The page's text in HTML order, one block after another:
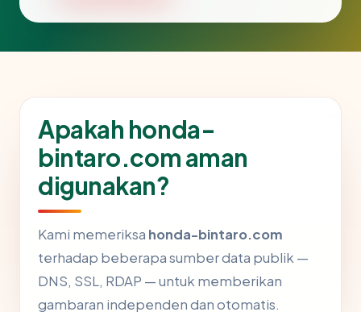
Apakah honda-
bintaro.com aman
digunakan?
Kami memeriksa honda-bintaro.com
terhadap beberapa sumber data publik —
DNS, SSL, RDAP — untuk memberikan
gambaran independen dan otomatis.